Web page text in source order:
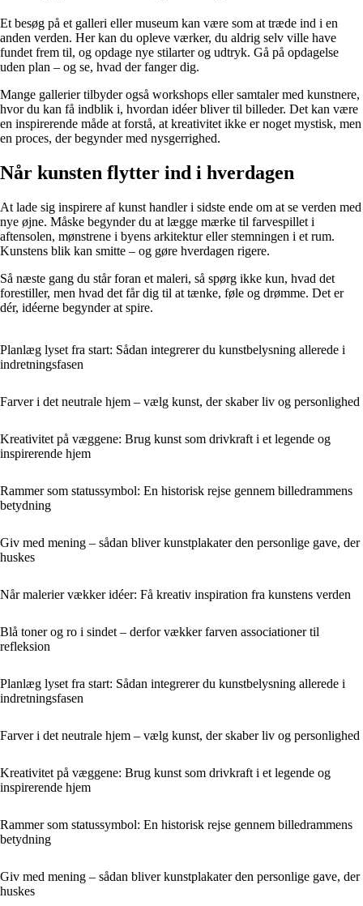
Et besøg på et galleri eller museum kan være som at træde ind i en
anden verden. Her kan du opleve værker, du aldrig selv ville have
fundet frem til, og opdage nye stilarter og udtryk. Gå på opdagelse
uden plan – og se, hvad der fanger dig.
Mange gallerier tilbyder også workshops eller samtaler med kunstnere,
hvor du kan få indblik i, hvordan idéer bliver til billeder. Det kan være
en inspirerende måde at forstå, at kreativitet ikke er noget mystisk, men
en proces, der begynder med nysgerrighed.
Når kunsten flytter ind i hverdagen
At lade sig inspirere af kunst handler i sidste ende om at se verden med
nye øjne. Måske begynder du at lægge mærke til farvespillet i
aftensolen, mønstrene i byens arkitektur eller stemningen i et rum.
Kunstens blik kan smitte – og gøre hverdagen rigere.
Så næste gang du står foran et maleri, så spørg ikke kun, hvad det
forestiller, men hvad det får dig til at tænke, føle og drømme. Det er
dér, idéerne begynder at spire.
Planlæg lyset fra start: Sådan integrerer du kunstbelysning allerede i
indretningsfasen
Farver i det neutrale hjem – vælg kunst, der skaber liv og personlighed
Kreativitet på væggene: Brug kunst som drivkraft i et legende og
inspirerende hjem
Rammer som statussymbol: En historisk rejse gennem billedrammens
betydning
Giv med mening – sådan bliver kunstplakater den personlige gave, der
huskes
Når malerier vækker idéer: Få kreativ inspiration fra kunstens verden
Blå toner og ro i sindet – derfor vækker farven associationer til
refleksion
Planlæg lyset fra start: Sådan integrerer du kunstbelysning allerede i
indretningsfasen
Farver i det neutrale hjem – vælg kunst, der skaber liv og personlighed
Kreativitet på væggene: Brug kunst som drivkraft i et legende og
inspirerende hjem
Rammer som statussymbol: En historisk rejse gennem billedrammens
betydning
Giv med mening – sådan bliver kunstplakater den personlige gave, der
huskes